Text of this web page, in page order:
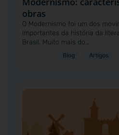
obras
O Modernismo foi um dos
importantes da história da
Brasil. Muito mais do…
Blog Artigos